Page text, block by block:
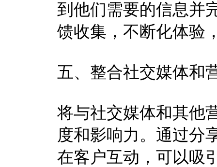
到他们需要的信息并
馈收集，不断化体验
五、整合社交媒体和
将与社交媒体和其他
度和影响力。通过分
在客户互动，可以吸